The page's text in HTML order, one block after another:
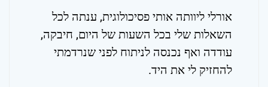
אורלי ליוותה אותי פסיכולוגית, ענתה לכל
השאלות שלי בכל השעות של היום, חיבקה,
עודדה ואף נכנסה לניתוח לפני שנרדמתי
להחזיק לי את היד.